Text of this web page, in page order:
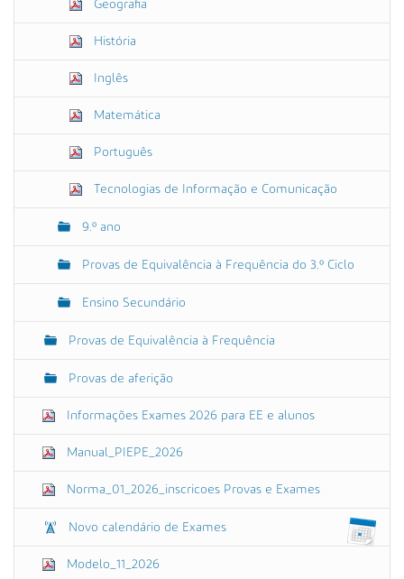
Geografia
História
Inglês
Matemática
Português
Tecnologias de Informação e Comunicação
9.º ano
Provas de Equivalência à Frequência do 3.º Ciclo
Ensino Secundário
Provas de Equivalência à Frequência
Provas de aferição
Informações Exames 2026 para EE e alunos
Manual_PIEPE_2026
Norma_01_2026_inscricoes Provas e Exames
Novo calendário de Exames
Modelo_11_2026